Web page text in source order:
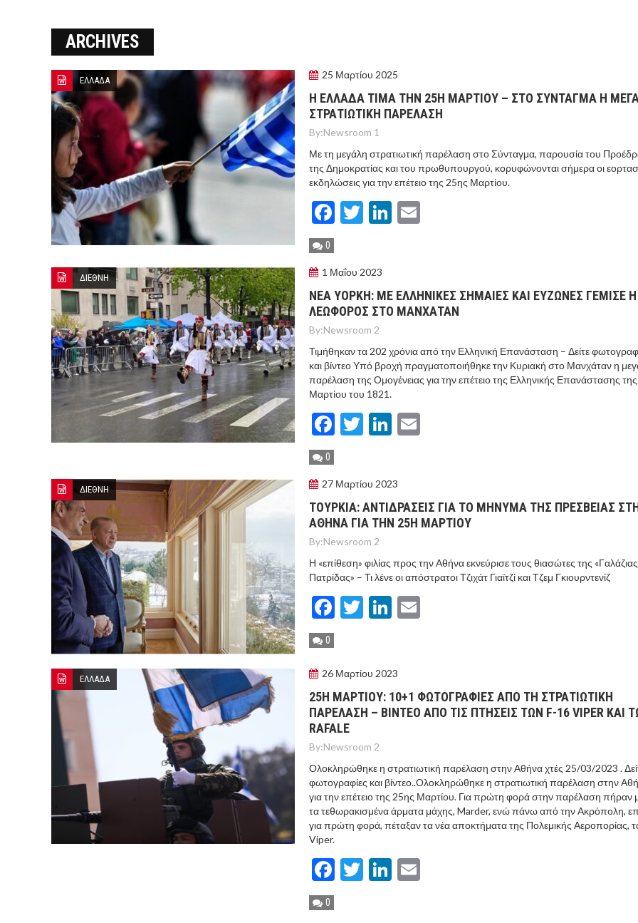
ΣΠΕΥΔΟΥΝ ΝΑ ΚΑΘΗΣΥΧΑΣΟΥΝ ΤΟΥΣ ΓΕΙΤΟΝΕΣ ΤΟΥΡΚΙΑ ΚΑΙ ΣΑΟΥΔΙΚΗ ΑΡΑΒΙΑ
ΜΕΤΑ ΤΗΝ ΑΜΥΝΤΙΚΗ ΣΥΜΦΩΝΙΑ – “ΔΕΝ ΣΤΟΧΕΥΟΥΜΕ ΚΑΝΕΝΑ” ΛΕΕΙ Η ΑΓΚΥΡΑ
ARCHIVES
ΕΛΛΑΔΑ 25 Μαρτίου 2025
Η ΕΛΛΑΔΑ ΤΙΜΑ ΤΗΝ 25Η ΜΑΡΤΙΟΥ – ΣΤΟ ΣΥΝΤΑΓΜΑ Η
ΣΤΡΑΤΙΩΤΙΚΗ ΠΑΡΕΛΑΣΗ
By:Newsroom 1
Με τη μεγάλη στρατιωτική παρέλαση στο Σύνταγμα, παρουσία του
της Δημοκρατίας και του πρωθυπουργού, κορυφώνονται σήμερα οι
εκδηλώσεις για την επέτειο της 25ης Μαρτίου.
Facebook
TwitterLinkedIn
0
ΔΙΕΘΝΗ 1 Μαΐου 2023
ΝΕΑ ΥΟΡΚΗ: ΜΕ ΕΛΛΗΝΙΚΕΣ ΣΗΜΑΙΕΣ ΚΑΙ ΕΥΖΩΝΕΣ ΓΕΜΙΣΕ
ΛΕΩΦΟΡΟΣ ΣΤΟ ΜΑΝΧΑΤΑΝ
By:Newsroom 2
Τιμήθηκαν τα 202 χρόνια από την Ελληνική Επανάσταση – Δείτε
και βίντεο Υπό βροχή πραγματοποιήθηκε την Κυριακή στο Μανχάταν η
παρέλαση της Ομογένειας για την επέτειο της Ελληνικής Επανάστασης
Μαρτίου του 1821.
Facebook
TwitterLinkedIn
0
ΔΙΕΘΝΗ 27 Μαρτίου 2023
ΤΟΥΡΚΙΑ: ΑΝΤΙΔΡΑΣΕΙΣ ΓΙΑ ΤΟ ΜΗΝΥΜΑ ΤΗΣ ΠΡΕΣΒΕΙΑΣ
ΑΘΗΝΑ ΓΙΑ ΤΗΝ 25Η ΜΑΡΤΙΟΥ
By:Newsroom 2
Η «επίθεση» φιλίας προς την Αθήνα εκνεύρισε τους θιασώτες της «Γαλάζιας
Πατρίδας» – Τι λένε οι απόστρατοι Τζιχάτ Γιαϊτζί και Τζεμ Γκιουρντενίζ
Facebook
TwitterLinkedIn
0
ΕΛΛΑΔΑ 26 Μαρτίου 2023
25Η ΜΑΡΤΙΟΥ: 10+1 ΦΩΤΟΓΡΑΦΙΕΣ ΑΠΟ ΤΗ ΣΤΡΑΤΙΩΤΙΚΗ
ΠΑΡΕΛΑΣΗ – ΒΙΝΤΕΟ ΑΠΟ ΤΙΣ ΠΤΗΣΕΙΣ ΤΩΝ F-16 VIPER ΚΑΙ
RAFALE
By:Newsroom 2
Ολοκληρώθηκε η στρατιωτική παρέλαση στην Αθήνα χτές 25/03/2023 .
φωτογραφίες και βίντεο..Ολοκληρώθηκε η στρατιωτική παρέλαση στην
για την επέτειο της 25ης Μαρτίου. Για πρώτη φορά στην παρέλαση πήραν
τα τεθωρακισμένα άρματα μάχης, Marder, ενώ πάνω από την Ακρόπολη,
για πρώτη φορά, πέταξαν τα νέα αποκτήματα της Πολεμικής Αεροπορίας,
Viper.
Facebook
TwitterLinkedIn
0